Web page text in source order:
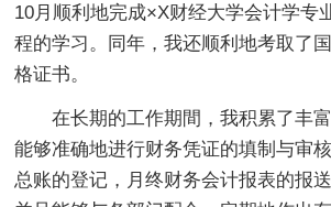
10月顺利地完成×X财经大学会计学专
程的学习。同年，我还顺利地考取了
格证书。
在长期的工作期間，我积累了丰
能够准确地进行财务凭证的填制与审
总账的登记，月终财务会计报表的报